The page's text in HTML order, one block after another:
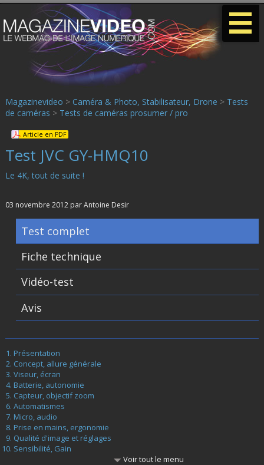
Magazinevideo > Caméra & Photo, Stabilisateur, Drone > Tests
de caméras > Tests de caméras prosumer / pro
Article en PDF
Test JVC GY-HMQ10
Le 4K, tout de suite !
03 novembre 2012 par Antoine Desir
Test complet
Fiche technique
Vidéo-test
Avis
Présentation
Concept, allure générale
Viseur, écran
Batterie, autonomie
Capteur, objectif zoom
Automatismes
Micro, audio
Prise en mains, ergonomie
Qualité d'image et réglages
Sensibilité, Gain
Voir tout le menu
-
-
-